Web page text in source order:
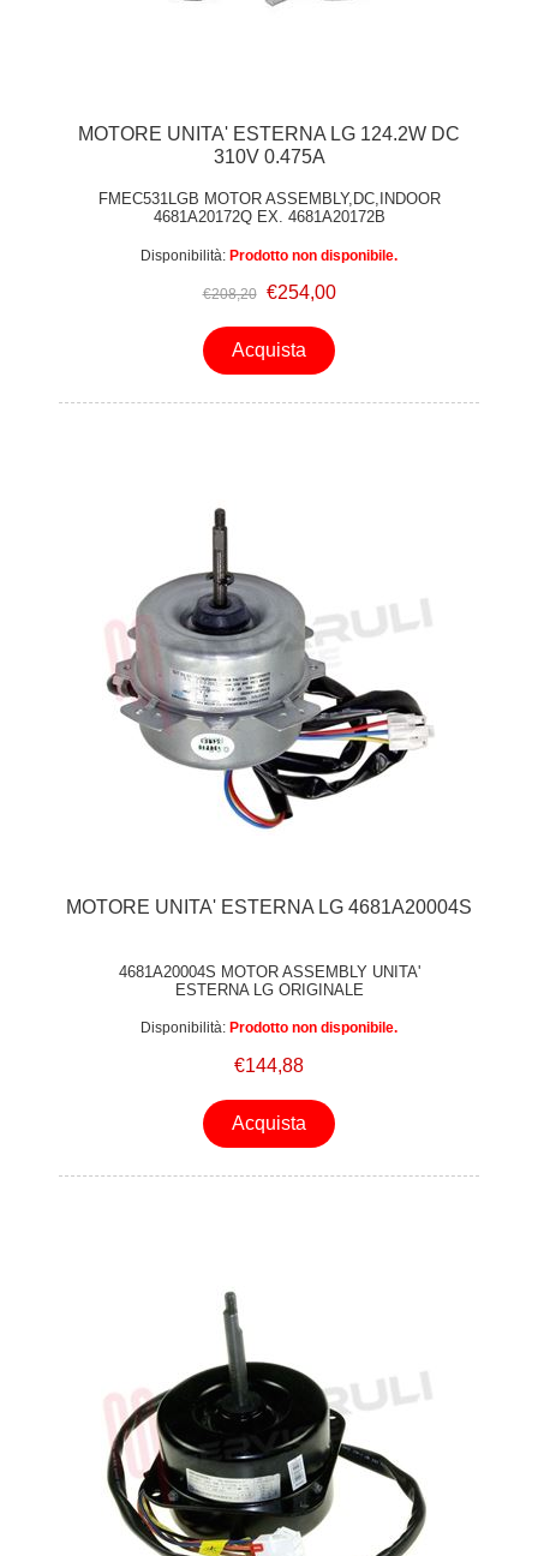
MOTORE UNITA' ESTERNA LG 124.2W DC
310V 0.475A
FMEC531LGB MOTOR ASSEMBLY,DC,INDOOR
4681A20172Q EX. 4681A20172B
Disponibilità: Prodotto non disponibile.
€208,20 €254,00
Acquista
MOTORE UNITA' ESTERNA LG 4681A20004S
4681A20004S MOTOR ASSEMBLY UNITA'
ESTERNA LG ORIGINALE
Disponibilità: Prodotto non disponibile.
€144,88
Acquista